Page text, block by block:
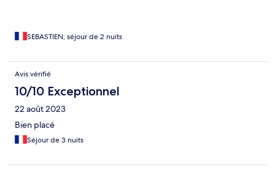
SEBASTIEN, séjour de 2 nuits
Avis vérifié
10/10 Exceptionnel
22 août 2023
Bien placé
Séjour de 3 nuits